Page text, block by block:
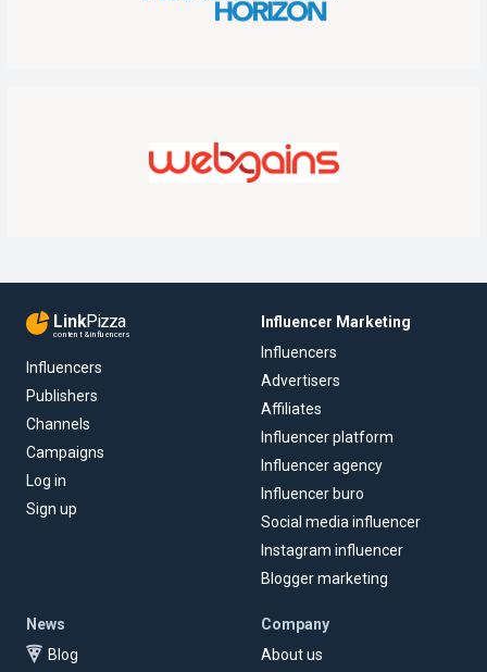
LinkPizza
content & influencers
Influencers
Publishers
Channels
Campaigns
Log in
Sign up
Influencer Marketing
Influencers
Advertisers
Affiliates
Influencer platform
Influencer agency
Influencer buro
Social media influencer
Instagram influencer
Blogger marketing
News
Blog
Company
About us